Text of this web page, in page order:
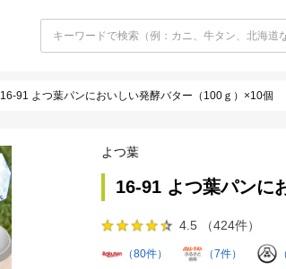
16-91 よつ葉パンにおいしい発酵バター（100ｇ）×10個
よつ葉
16-91 よつ葉パンに
4.5 （424件）
（80件） （7件）